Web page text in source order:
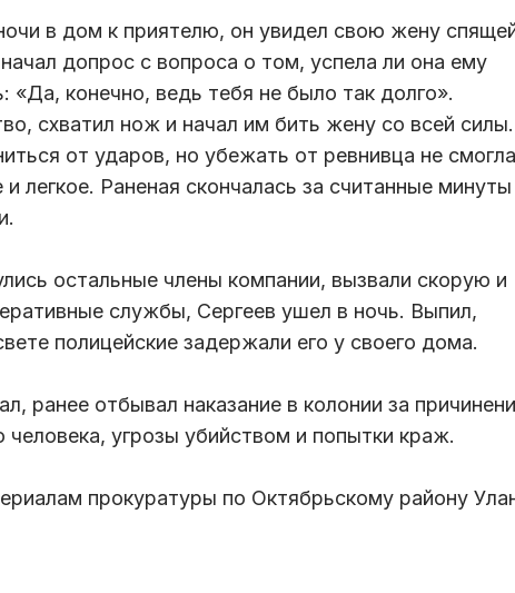
в дом к приятелю, он увидел свою жену
допрос с вопроса о том, успела ли она ему
«Да, конечно, ведь тебя не было так долго».
схватил нож и начал им бить жену со всей силы.
от ударов, но убежать от ревнивца не
легкое. Раненая скончалась за считанные минуты
остальные члены компании, вызвали скорую и
службы, Сергеев ушел в ночь. Выпил,
полицейские задержали его у своего дома.
ранее отбывал наказание в колонии за
угрозы убийством и попытки краж.
прокуратуры по Октябрьскому району